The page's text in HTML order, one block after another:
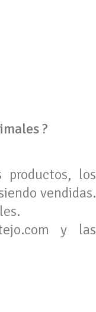
?
los
vendidas.
y las